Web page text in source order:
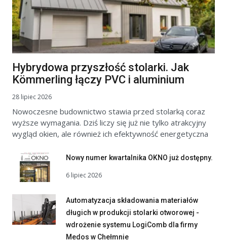
Hybrydowa przyszłość stolarki. Jak
Kömmerling łączy PVC i aluminium
28 lipiec 2026
Nowoczesne budownictwo stawia przed stolarką coraz
wyższe wymagania. Dziś liczy się już nie tylko atrakcyjny
wygląd okien, ale również ich efektywność energetyczna
Nowy numer kwartalnika OKNO już dostępny.
6 lipiec 2026
Automatyzacja składowania materiałów
długich w produkcji stolarki otworowej -
wdrożenie systemu LogiComb dla firmy
Medos w Chełmnie